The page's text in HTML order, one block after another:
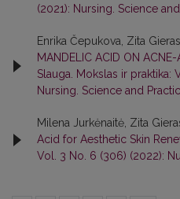
(2021): Nursing. Science
Enrika Čepukova, Zita
MANDELIC ACID ON ACNE-
Slauga. Mokslas ir praktika:
Nursing. Science and
Milena Jurkėnaitė, Zita
Acid for Aesthetic Skin
Vol. 3 No. 6 (306) (2022):